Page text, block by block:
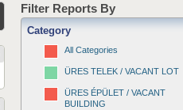
Filter Reports By
Category
All Categories
ÜRES TELEK / VACANT LOT
ÜRES ÉPÜLET / VACANT
BUILDING